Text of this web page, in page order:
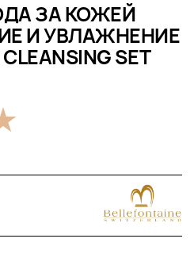
ЗА КОЖЕЙ
И УВЛАЖНЕНИЕ
SET